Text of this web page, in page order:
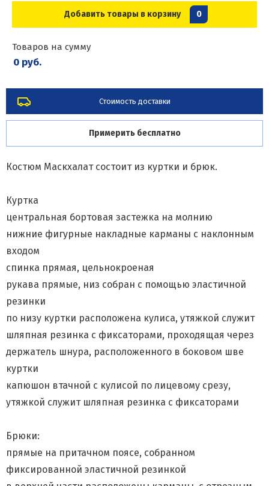
Добавить товары в корзину 0
Товаров на сумму
0 руб.
Стоимость доставки
Примерить бесплатно
Костюм Маскхалат состоит из куртки и брюк.
Куртка
центральная бортовая застежка на молнию
нижние фигурные накладные карманы с наклонным
входом
спинка прямая, цельнокроеная
рукава прямые, низ собран с помощью эластичной
резинки
по низу куртки расположена кулиса, утяжкой служит
шляпная резинка с фиксаторами, проходящая через
держатель шнура, расположенного в боковом шве
куртки
капюшон втачной с кулисой по лицевому срезу,
утяжкой служит шляпная резинка с фиксаторами
Брюки:
прямые на притачном поясе, собранном
фиксированной эластичной резинкой